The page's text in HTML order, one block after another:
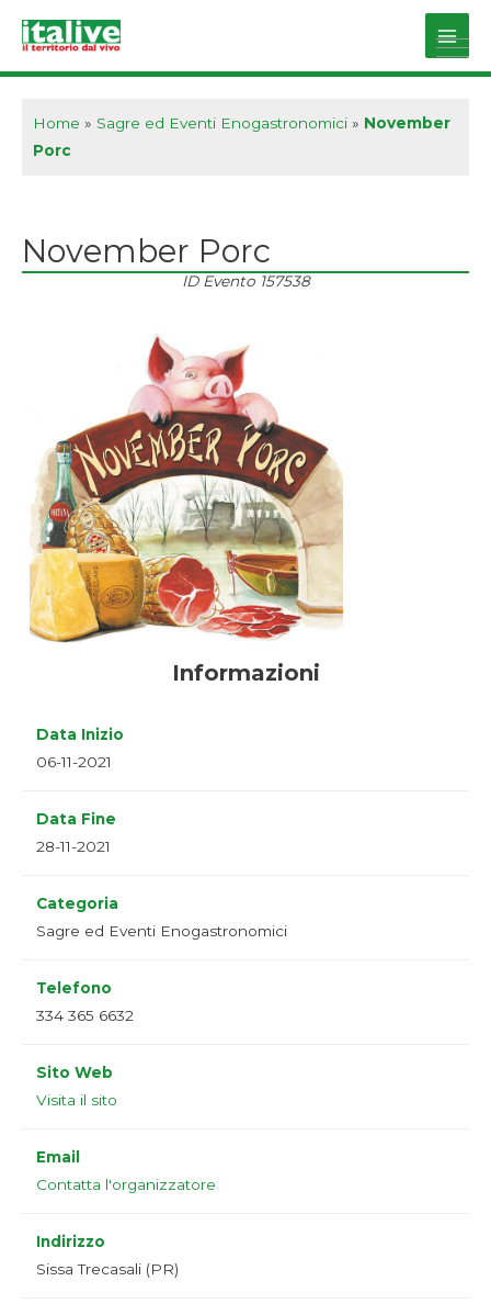
Main
Home » Sagre ed Eventi Enogastronomici » November
Porc
November Porc
ID Evento 157538
Informazioni
Data Inizio
06-11-2021
Data Fine
28-11-2021
Categoria
Sagre ed Eventi Enogastronomici
Telefono
334 365 6632
Sito Web
Visita il sito
Email
Contatta l'organizzatore
Indirizzo
Sissa Trecasali (PR)